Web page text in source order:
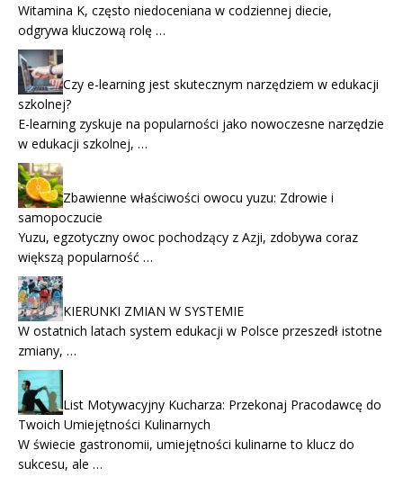
Witamina K, często niedoceniana w codziennej diecie,
odgrywa kluczową rolę …
Czy e-learning jest skutecznym narzędziem w edukacji
szkolnej?
E-learning zyskuje na popularności jako nowoczesne narzędzie
w edukacji szkolnej, …
Zbawienne właściwości owocu yuzu: Zdrowie i
samopoczucie
Yuzu, egzotyczny owoc pochodzący z Azji, zdobywa coraz
większą popularność …
KIERUNKI ZMIAN W SYSTEMIE
W ostatnich latach system edukacji w Polsce przeszedł istotne
zmiany, …
List Motywacyjny Kucharza: Przekonaj Pracodawcę do
Twoich Umiejętności Kulinarnych
W świecie gastronomii, umiejętności kulinarne to klucz do
sukcesu, ale …